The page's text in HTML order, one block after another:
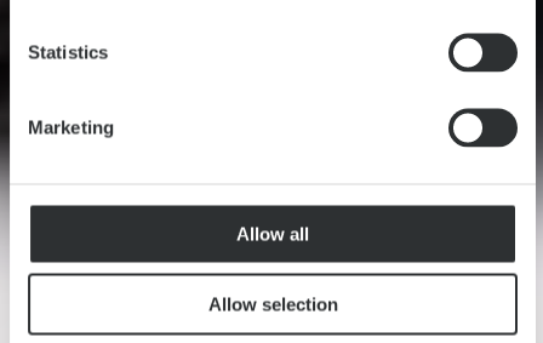
Statistics
Marketing
Allow all
Allow selection